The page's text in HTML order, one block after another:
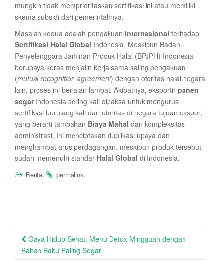
mungkin tidak memprioritaskan sertifikasi ini atau memiliki
skema subsidi dari pemerintahnya.
Masalah kedua adalah pengakuan internasional terhadap
Sertifikasi Halal Global Indonesia. Meskipun Badan
Penyelenggara Jaminan Produk Halal (BPJPH) Indonesia
berupaya keras menjalin kerja sama saling pengakuan
(mutual recognition agreement) dengan otoritas halal negara
lain, proses ini berjalan lambat. Akibatnya, eksportir panen
segarIndonesia sering kali dipaksa untuk mengurus
sertifikasi berulang kali dari otoritas di negara tujuan ekspor,
yang berarti tambahan Biaya Mahal dan kompleksitas
administrasi. Ini menciptakan duplikasi upaya dan
menghambat arus perdagangan, meskipun produk tersebut
sudah memenuhi standar Halal Global di Indonesia.
Berita. permalink.
Post
navigation
Gaya Hidup Sehat: Menu Detox Mingguan dengan
Bahan Baku Paling Segar